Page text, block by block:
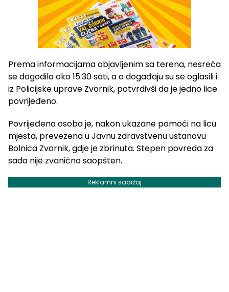
Prema informacijama objavljenim sa terena, nesreća
se dogodila oko 15:30 sati, a o događaju su se oglasili i
iz Policijske uprave Zvornik, potvrdivši da je jedno lice
povrijeđeno.
Povrijeđena osoba je, nakon ukazane pomoći na licu
mjesta, prevezena u Javnu zdravstvenu ustanovu
Bolnica Zvornik, gdje je zbrinuta. Stepen povreda za
sada nije zvanično saopšten.
Reklamni sadržaj